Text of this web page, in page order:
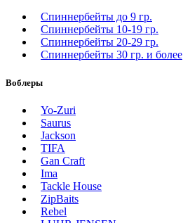
Спиннербейты до 9 гр.
Спиннербейты 10-19 гр.
Спиннербейты 20-29 гр.
Спиннербeйты 30 гр. и более
Воблеры
Yo-Zuri
Saurus
Jackson
TIFA
Gan Craft
Ima
Tackle House
ZipBaits
Rebel